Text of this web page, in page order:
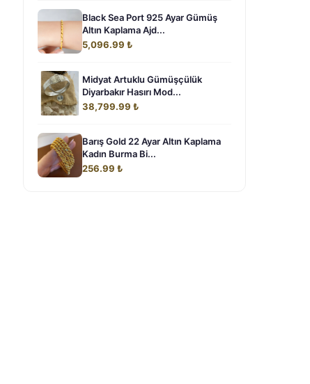
Black Sea Port 925 Ayar Gümüş
Altın Kaplama Ajd...
5,096.99 ₺
Midyat Artuklu Gümüşçülük
Diyarbakır Hasırı Mod...
38,799.99 ₺
Barış Gold 22 Ayar Altın Kaplama
Kadın Burma Bi...
256.99 ₺